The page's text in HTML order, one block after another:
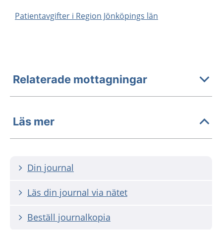
Patientavgifter i Region Jönköpings län
Relaterade mottagningar
Läs mer
Din journal
Läs din journal via nätet
Beställ journalkopia